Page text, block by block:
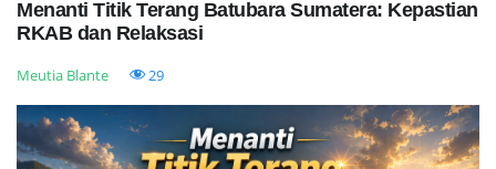
Menanti Titik Terang Batubara Sumatera: Kepastian
RKAB dan Relaksasi
Meutia Blante 29